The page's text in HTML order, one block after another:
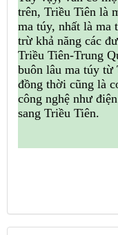
trên, Triều Tiên là
ma túy, nhất là
trừ khả năng các
Triều Tiên-Trung
buôn lâu ma túy từ
đồng thời cũng là
công nghệ như
sang Triều Tiên.